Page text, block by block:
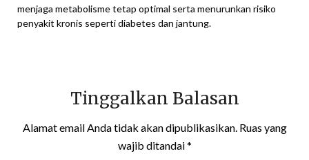
menjaga metabolisme tetap optimal serta menurunkan risiko
penyakit kronis seperti diabetes dan jantung.
Tinggalkan Balasan
Alamat email Anda tidak akan dipublikasikan. Ruas yang
wajib ditandai*